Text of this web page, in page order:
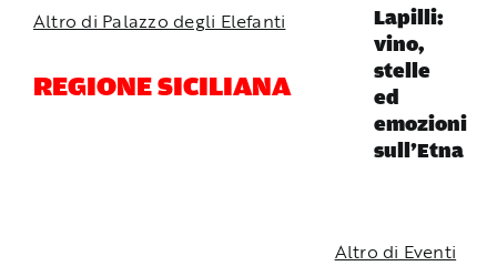
Altro di Palazzo degli Elefanti
REGIONE SICILIANA
Lapilli:
vino,
stelle
ed
emozioni
sull’Etna
Altro di Eventi